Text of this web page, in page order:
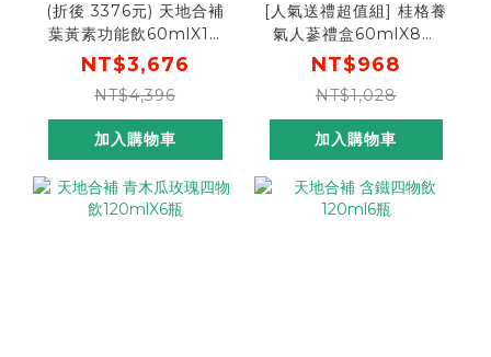
(折後 3376元) 天地合補
葉黃素功能飲60mlX18
瓶X4盒 [結帳輸入
go300，折後價
$3376，單瓶不到50元!]
NT$3,676
NT$4,396
加入購物車
[人氣送禮超值組] 桂格養
氣人蔘禮盒60mlX8瓶
+活靈芝禮盒60mlX8瓶
NT$968
NT$1,028
加入購物車